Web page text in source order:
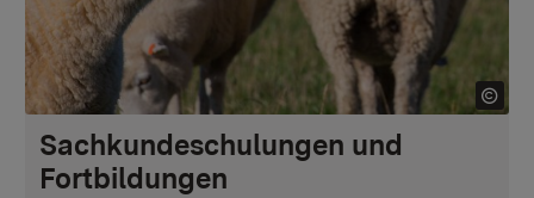
Sachkundeschulungen und
Fortbildungen